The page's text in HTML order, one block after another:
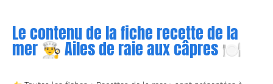
Le contenu de la fiche recette de la
mer 👨‍🍳 Ailes de raie aux câpres 🍽